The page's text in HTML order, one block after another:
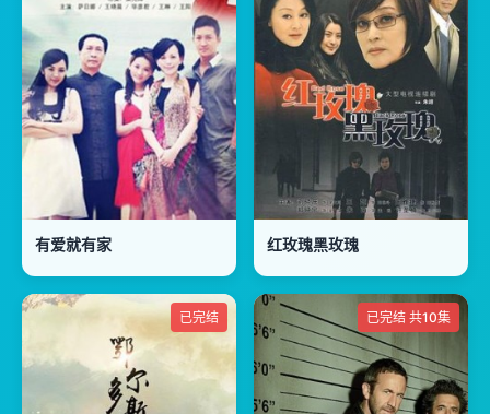
有爱就有家 红玫瑰黑玫瑰
已完结 已完结 共10集